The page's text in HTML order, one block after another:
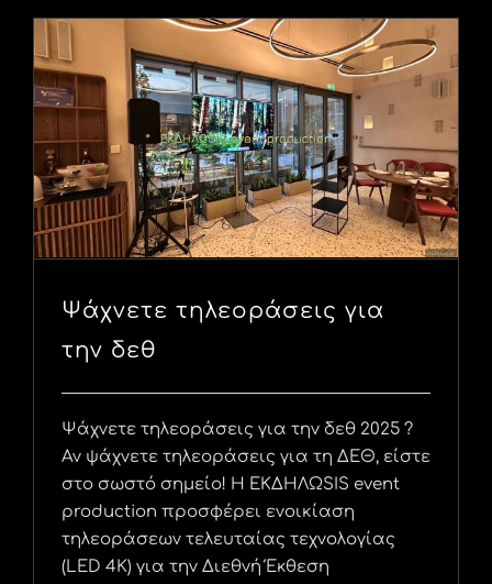
Ψάχνετε τηλεοράσεις για
την δεθ
Ψάχνετε τηλεοράσεις για την δεθ 2025 ?
Αν ψάχνετε τηλεοράσεις για τη ΔΕΘ, είστε
στο σωστό σημείο! Η ΕΚΔΗΛΩSIS event
production προσφέρει ενοικίαση
τηλεοράσεων τελευταίας τεχνολογίας
(LED 4K) για την Διεθνή Έκθεση